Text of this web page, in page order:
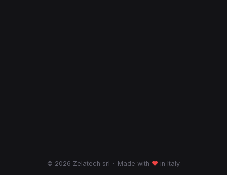
© 2026 Zelatech srl · Made with ♥ in Italy